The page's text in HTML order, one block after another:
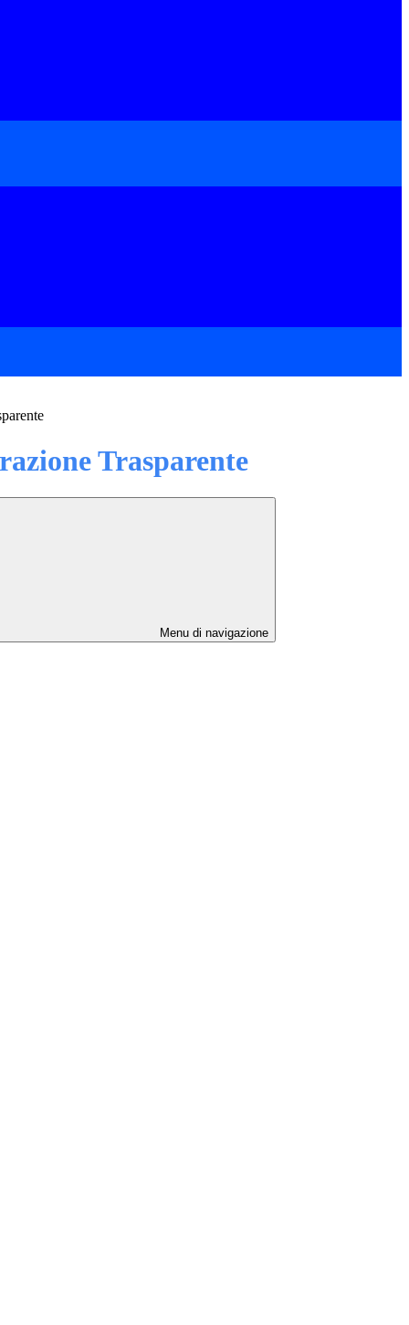
Trasparente
Menu di navigazione